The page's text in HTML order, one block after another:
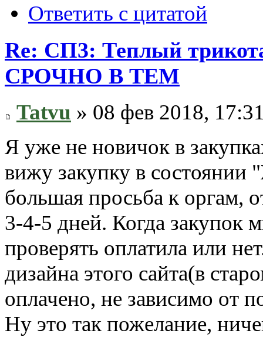
Ответить с цитатой
Re: СП3: Теплый
СРОЧНО В ТЕМ
Tatvu » 08 фев 2018,
Я уже не новичок в
вижу закупку в
большая просьба к оргам,
3-4-5 дней. Когда закупок
проверять оплатила или
дизайна этого сайта(в
оплачено, не зависимо от
Ну это так пожелание,